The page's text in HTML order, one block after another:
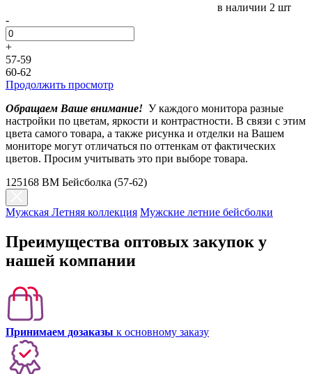
в наличии 2 шт
-
+
57-59
60-62
Продолжить просмотр
Обращаем Ваше внимание! У каждого монитора разные
настройки по цветам, яркости и контрастности. В связи с этим
цвета самого товара, а также рисунка и отделки на Вашем
мониторе могут отличаться по оттенкам от фактических
цветов. Просим учитывать это при выборе товара.
125168 BM Бейсболка (57-62)
Мужская Летняя коллекция Мужские летние бейсболки
Преимущества оптовых закупок у
нашей компании
Принимаем дозаказы к основному заказу